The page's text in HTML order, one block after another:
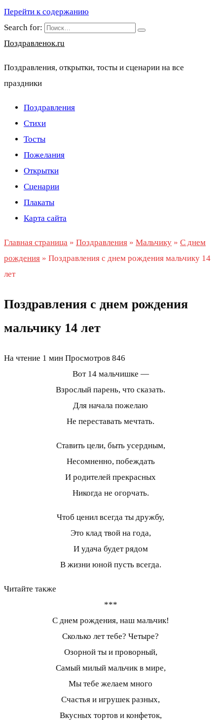
Перейти к содержанию
Search for:
Поздравленок.ru
Поздравления, открытки, тосты и сценарии на все
праздники
Поздравления
Стихи
Тосты
Пожелания
Открытки
Сценарии
Плакаты
Карта сайта
Главная страница » Поздравления » Мальчику » С днем
рождения » Поздравления с днем рождения мальчику 14
лет
Поздравления с днем рождения
мальчику 14 лет
На чтение 1 мин Просмотров 846
Вот 14 мальчишке —
Взрослый парень, что сказать.
Для начала пожелаю
Не переставать мечтать.
Ставить цели, быть усердным,
Несомненно, побеждать
И родителей прекрасных
Никогда не огорчать.
Чтоб ценил всегда ты дружбу,
Это клад твой на года,
И удача будет рядом
В жизни юной пусть всегда.
Читайте также
***
С днем рождения, наш мальчик!
Сколько лет тебе? Четыре?
Озорной ты и проворный,
Самый милый мальчик в мире,
Мы тебе желаем много
Счастья и игрушек разных,
Вкусных тортов и конфеток,